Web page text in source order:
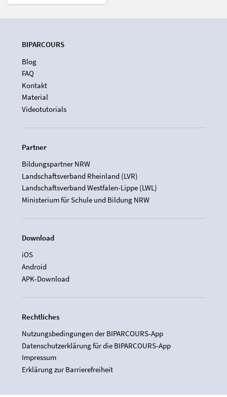
BIPARCOURS
Blog
FAQ
Kontakt
Material
Videotutorials
Partner
Bildungspartner NRW
Landschaftsverband Rheinland (LVR)
Landschaftsverband Westfalen-Lippe (LWL)
Ministerium für Schule und Bildung NRW
Download
iOS
Android
APK-Download
Rechtliches
Nutzungsbedingungen der BIPARCOURS-App
Datenschutzerklärung für die BIPARCOURS-App
Impressum
Erklärung zur Barrierefreiheit